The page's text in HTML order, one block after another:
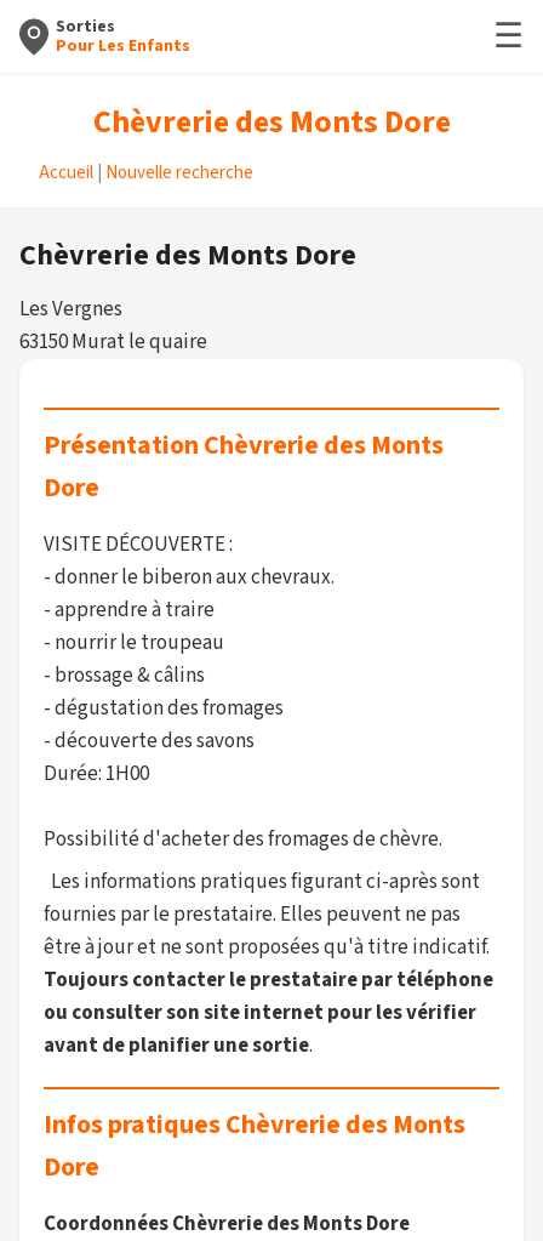
Sorties
Pour Les Enfants
☰
Chèvrerie des Monts Dore
Accueil Nouvelle recherche
Chèvrerie des Monts Dore
Les Vergnes
63150 Murat le quaire
Présentation Chèvrerie des Monts
Dore
VISITE DÉCOUVERTE :
- donner le biberon aux chevraux.
- apprendre à traire
- nourrir le troupeau
- brossage & câlins
- dégustation des fromages
- découverte des savons
Durée: 1H00
Possibilité d'acheter des fromages de chèvre.
Les informations pratiques figurant ci-après sont
fournies par le prestataire. Elles peuvent ne pas
être à jour et ne sont proposées qu'à titre indicatif.
Toujours contacter le prestataire par téléphone
ou consulter son site internet pour les vérifier
avant de planifier une sortie.
Infos pratiques Chèvrerie des Monts
Dore
Coordonnées Chèvrerie des Monts Dore